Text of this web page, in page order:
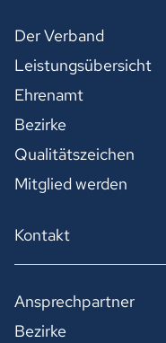
Der Verband
Leistungsübersicht
Ehrenamt
Bezirke
Qualitätszeichen
Mitglied werden
Kontakt
Ansprechpartner
Bezirke